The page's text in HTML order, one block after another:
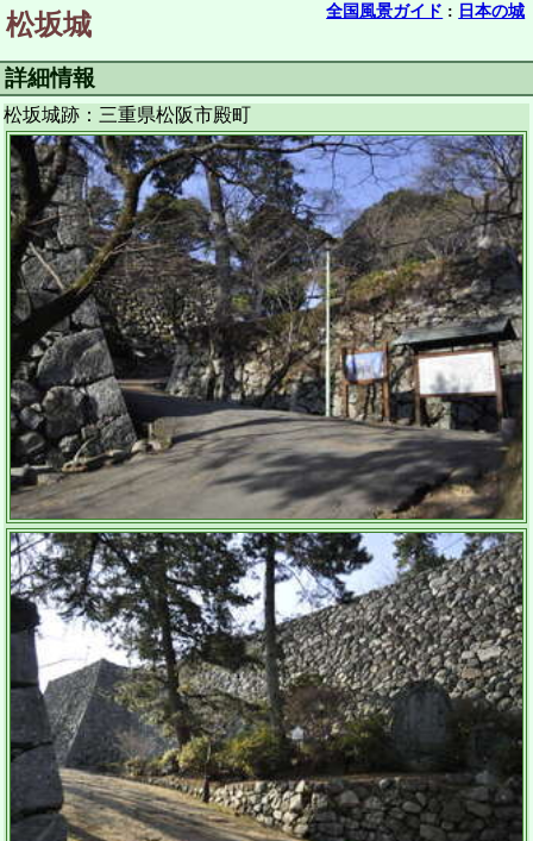
全国風景ガイド : 日本の城
松坂城
詳細情報
松坂城跡：三重県松阪市殿町